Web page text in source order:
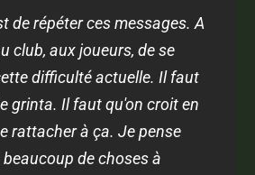
de répéter ces messages. A
club, aux joueurs, de se
difficulté actuelle. Il faut
grinta. Il faut qu'on croit en
rattacher à ça. Je pense
de choses à